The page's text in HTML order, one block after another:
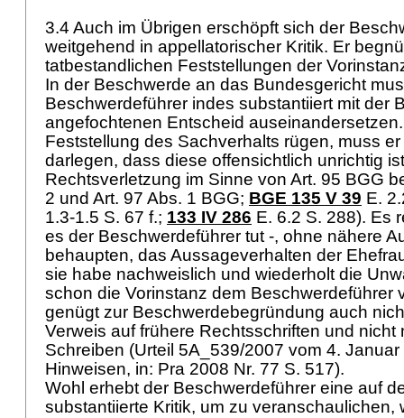
3.4 Auch im Übrigen erschöpft sich der
weitgehend in appellatorischer Kritik. Er
tatbestandlichen Feststellungen der
In der Beschwerde an das Bundesgericht
Beschwerdeführer indes substantiiert mit der
angefochtenen Entscheid
Feststellung des Sachverhalts rügen, muss
darlegen, dass diese offensichtlich unrichtig
Rechtsverletzung im Sinne von Art. 95 BGG
2 und Art. 97 Abs. 1 BGG; BGE 135 V 39 E.
1.3-1.5 S. 67 f.; 133 IV 286 E. 6.2 S. 288). Es
es der Beschwerdeführer tut -, ohne nähere
behaupten, das Aussageverhalten der
sie habe nachweislich und wiederholt die
schon die Vorinstanz dem Beschwerdeführer
genügt zur Beschwerdebegründung auch
Verweis auf frühere Rechtsschriften und nicht
Schreiben (Urteil 5A_539/2007 vom 4.
Hinweisen, in: Pra 2008 Nr. 77 S. 517).
Wohl erhebt der Beschwerdeführer eine auf
substantiierte Kritik, um zu veranschaulichen,